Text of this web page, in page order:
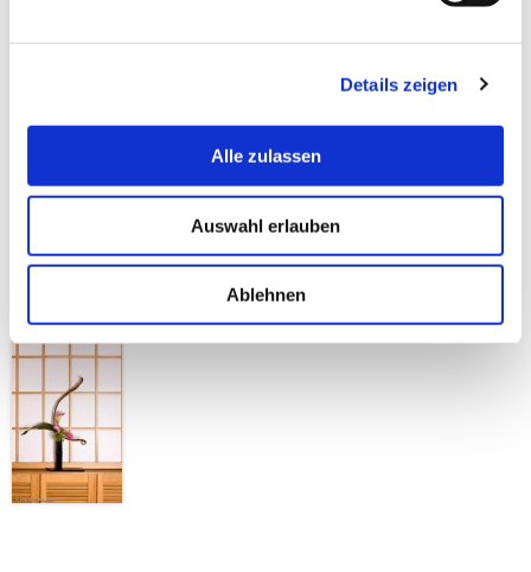
Details zeigen
Alle zulassen
Auswahl erlauben
Ablehnen